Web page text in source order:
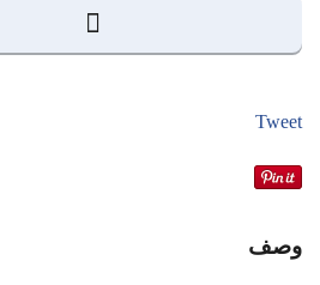
Tweet
وصف